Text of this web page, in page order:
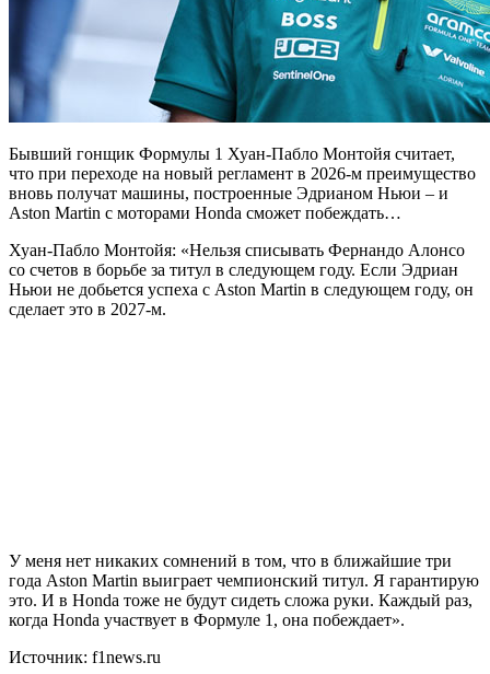
Бывший гонщик Формулы 1 Хуан-Пабло Монтойя считает,
что при переходе на новый регламент в 2026-м преимущество
вновь получат машины, построенные Эдрианом Ньюи – и
Aston Martin с моторами Honda сможет побеждать…
Хуан-Пабло Монтойя: «Нельзя списывать Фернандо Алонсо
со счетов в борьбе за титул в следующем году. Если Эдриан
Ньюи не добьется успеха с Aston Martin в следующем году, он
сделает это в 2027-м.
У меня нет никаких сомнений в том, что в ближайшие три
года Aston Martin выиграет чемпионский титул. Я гарантирую
это. И в Honda тоже не будут сидеть сложа руки. Каждый раз,
когда Honda участвует в Формуле 1, она побеждает».
Источник: f1news.ru